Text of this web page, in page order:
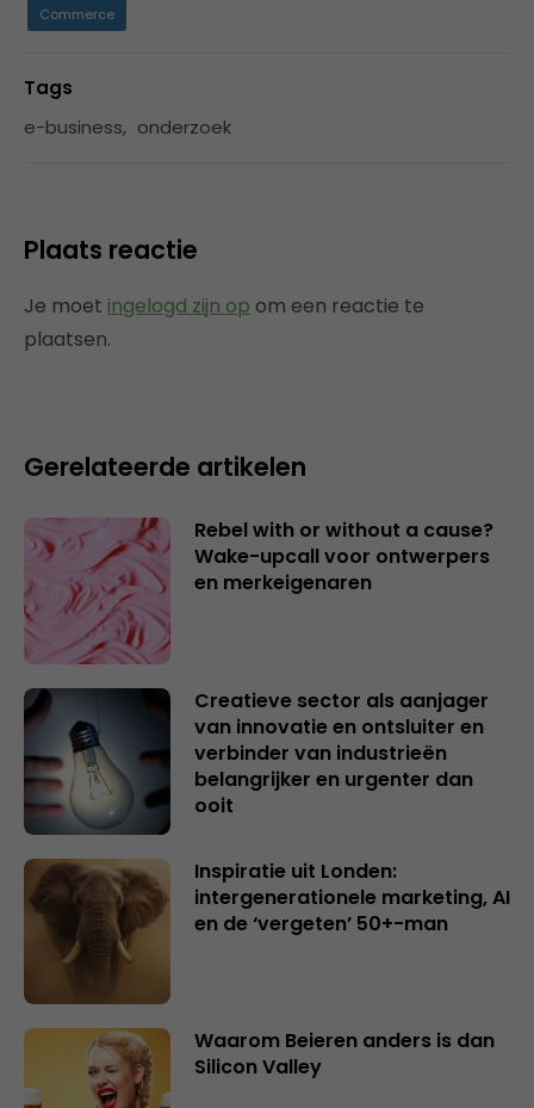
Commerce
Tags
e-business, onderzoek
Plaats reactie
Je moet ingelogd zijn op om een reactie te
plaatsen.
Gerelateerde artikelen
Rebel with or without a cause?
Wake-upcall voor ontwerpers
en merkeigenaren
Creatieve sector als aanjager
van innovatie en ontsluiter en
verbinder van industrieën
belangrijker en urgenter dan
ooit
Inspiratie uit Londen:
intergenerationele marketing, AI
en de ‘vergeten’ 50+-man
Waarom Beieren anders is dan
Silicon Valley